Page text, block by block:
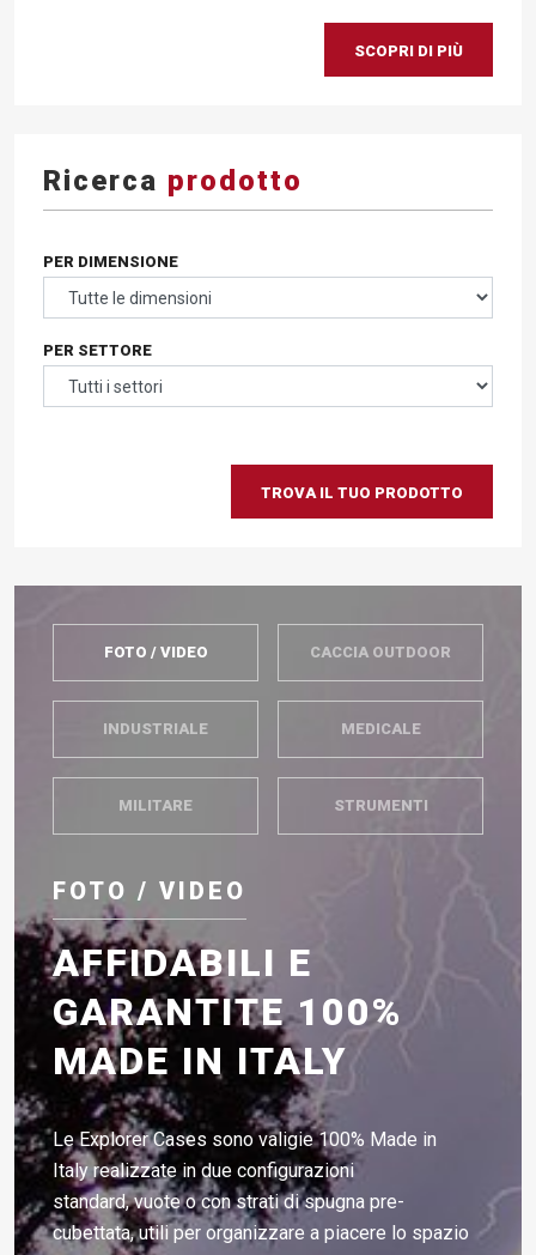
SCOPRI DI PIÙ
Ricerca prodotto
PER DIMENSIONE
PER SETTORE
TROVA IL TUO PRODOTTO
FOTO / VIDEO CACCIA OUTDOOR
INDUSTRIALE MEDICALE
MILITARE STRUMENTI
FOTO / VIDEO
AFFIDABILI E
GARANTITE 100%
MADE IN ITALY
Le Explorer Cases sono valigie 100% Made in
Italy realizzate in due configurazioni
standard, vuote o con strati di spugna pre-
cubettata, utili per organizzare a piacere lo spazio